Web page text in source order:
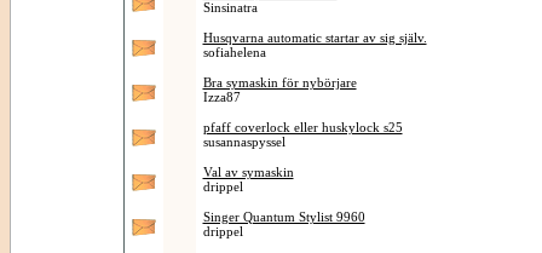
Sinsinatra
Husqvarna automatic startar av sig själv.
sofiahelena
Bra symaskin för nybörjare
Izza87
pfaff coverlock eller huskylock s25
susannaspyssel
Val av symaskin
drippel
Singer Quantum Stylist 9960
drippel